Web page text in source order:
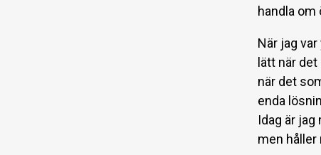
handla om
När jag
lätt när
när det
enda
Idag är
men håller